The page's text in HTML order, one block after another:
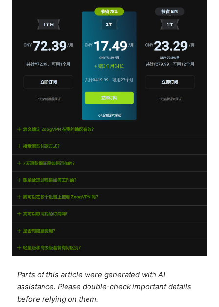
Parts of this article were generated with AI
assistance. Please double-check important details
before relying on them.